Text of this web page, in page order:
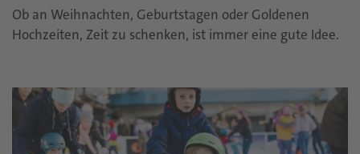
Ob an Weihnachten, Geburtstagen oder Goldenen
Hochzeiten, Zeit zu schenken, ist immer eine gute Idee.